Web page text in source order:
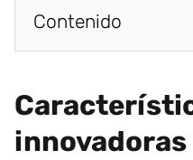
Contenido